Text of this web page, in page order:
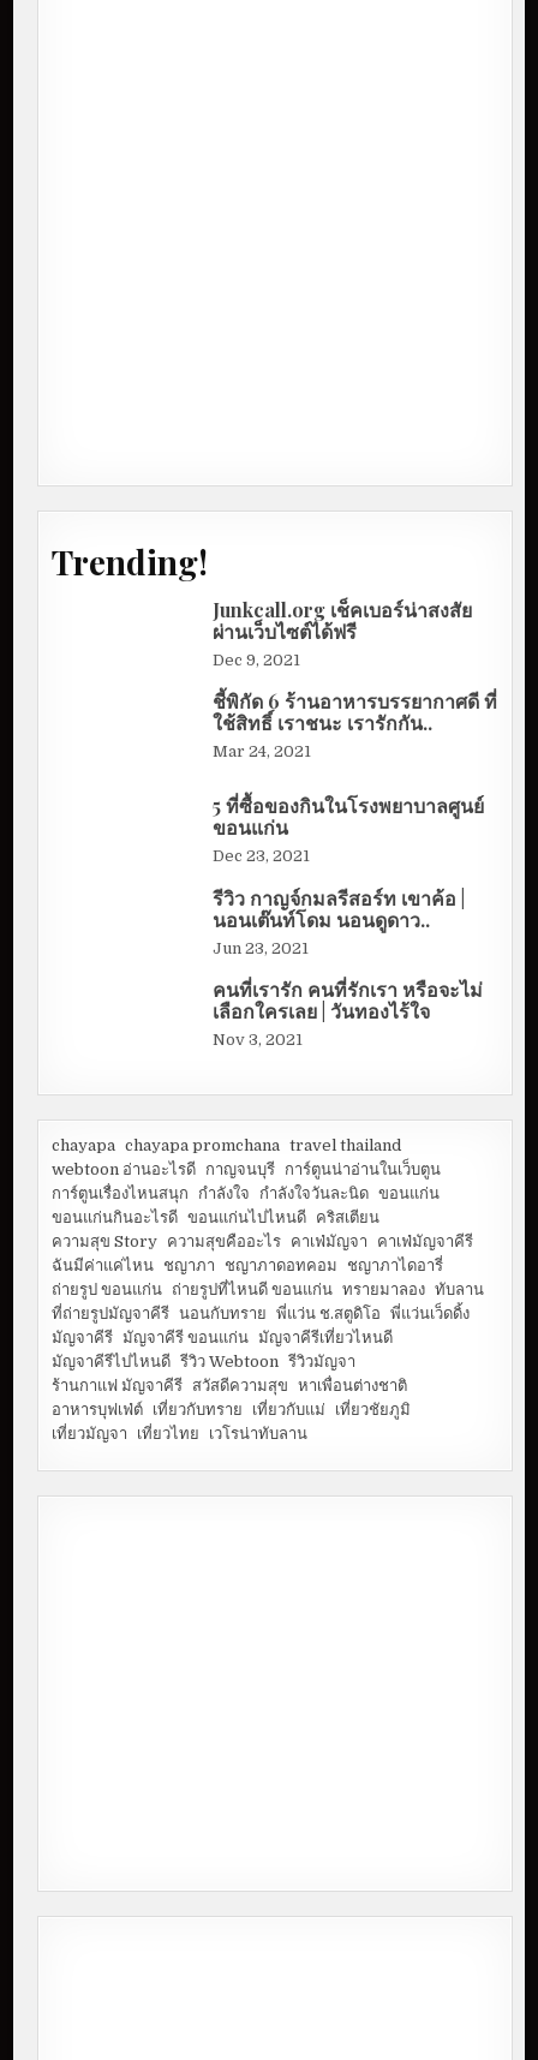
Trending!
Junkcall.org เช็คเบอร์น่าสงสัย
ผ่านเว็บไซต์ได้ฟรี
Dec 9, 2021
ชี้พิกัด 6 ร้านอาหารบรรยากาศดี ที่
ใช้สิทธิ์ เราชนะ เรารักกัน..
Mar 24, 2021
5 ที่ซื้อของกินในโรงพยาบาลศูนย์
ขอนแก่น
Dec 23, 2021
รีวิว กาญจ์กมลรีสอร์ท เขาค้อ |
นอนเต๊นท์โดม นอนดูดาว..
Jun 23, 2021
คนที่เรารัก คนที่รักเรา หรือจะไม่
เลือกใครเลย | วันทองไร้ใจ
Nov 3, 2021
chayapa chayapa promchana
travel thailand
webtoon อ่านอะไรดี กาญจนบุรี การ์ตูนน่าอ่านในเว็บตูน
การ์ตูนเรื่องไหนสนุก
กำลังใจ กำลังใจวันละนิด ขอนแก่น
ขอนแก่นกินอะไรดี ขอนแก่นไปไหนดี คริสเตียน
ความสุข Story ความสุขคืออะไร คาเฟ่มัญจา
คาเฟ่มัญจาคีรี
ฉันมีค่าแค่ไหน ชญาภา ชญาภาดอทคอม
ชญาภาไดอารี่
ถ่ายรูป ขอนแก่น ถ่ายรูปที่ไหนดี ขอนแก่น ทรายมาลอง ทับลาน
ที่ถ่ายรูปมัญจาคีรี นอนกับทราย พี่แว่น ช.สตูดิโอ
พี่แว่นเว็ดดิ้ง
มัญจาคีรี มัญจาคีรี ขอนแก่น มัญจาคีรีเที่ยวไหนดี
มัญจาคีรีไปไหนดี รีวิว Webtoon
รีวิวมัญจา
ร้านกาแฟ มัญจาคีรี สวัสดีความสุข
หาเพื่อนต่างชาติ
อาหารบุฟเฟ่ต์ เที่ยวกับทราย เที่ยวกับแม่
เที่ยวชัยภูมิ
เที่ยวมัญจา
เที่ยวไทย เวโรน่าทับลาน